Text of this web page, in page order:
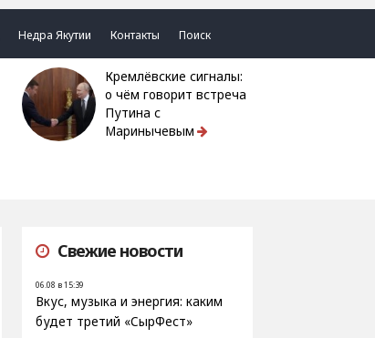
Недра Якутии Контакты Поиск
Кремлёвские сигналы:
о чём говорит встреча
Путина с
Маринычевым
Свежие новости
06.08 в 15:39
Вкус, музыка и энергия: каким
будет третий «СырФест»